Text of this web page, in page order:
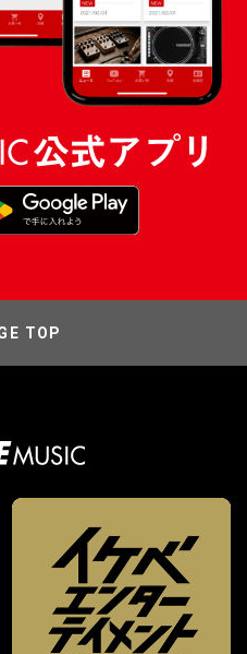
TOP